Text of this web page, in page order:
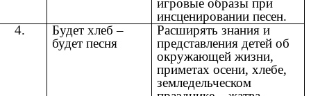
игровые образы при
инсценировании песен.
4.
Будет хлеб –
будет песня
Расширять знания и
представления детей об
окружающей жизни,
приметах осени, хлебе,
земледельческом